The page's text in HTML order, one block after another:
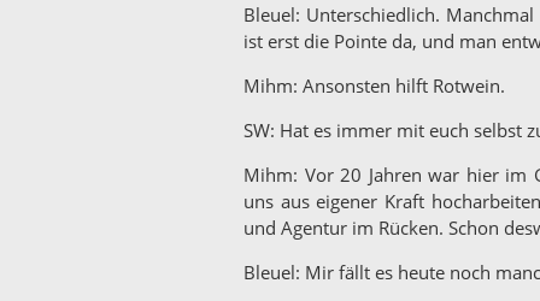
Bleuel: Unterschiedlich.
ist erst die Pointe da, und man
Mihm: Ansonsten hilft Rotwein.
SW: Hat es immer mit euch selbst
Mihm: Vor 20 Jahren war hier im
uns aus eigener Kraft
und Agentur im Rücken. Schon
Bleuel: Mir fällt es heute noch